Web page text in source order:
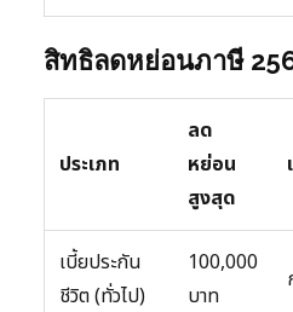
สิทธิลดหย่อนภาษี
ประเภท
ลด
หย่อน
สูงสุด
เบี้ยประกัน
ชีวิต (ทั่วไป)
100,000
บาท